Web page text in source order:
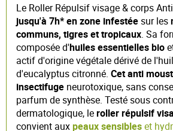
Le Roller Répulsif visage & corps
jusqu'à 7h* en zone infestéesur les
communs, tigres et tropicaux. Sa
composée d'huiles essentielles bio
actif d'origine végétale dérivé de
d'eucalyptus citronné. Cet anti
insectifuge neurotoxique, sans
parfum de synthèse. Testé sous
dermatologique, leroller répulsif
convient auxpeaux sensibleset